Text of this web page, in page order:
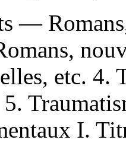
—
etc. 4.
I.